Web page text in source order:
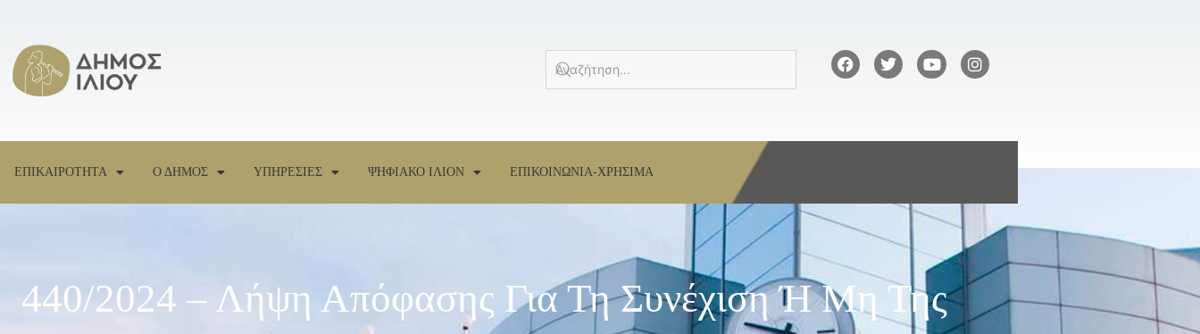
ΕΠΙΚΑΙΡΟΤΗΤΑ Ο ΔΗΜΟΣ ΥΠΗΡΕΣΙΕΣ ΨΗΦΙΑΚΟ ΙΛΙΟΝ ΕΠΙΚΟΙΝΩΝΙΑ-ΧΡΗΣΙΜΑ
440/2024 – Λήψη Απόφασης Για Τη Συνέχιση Ή Μη Της